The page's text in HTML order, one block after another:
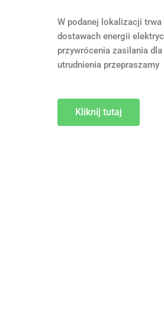
W podanej lokalizacji
dostawach energii
przywrócenia zasilania
utrudnienia przepraszamy
Kliknij tutaj